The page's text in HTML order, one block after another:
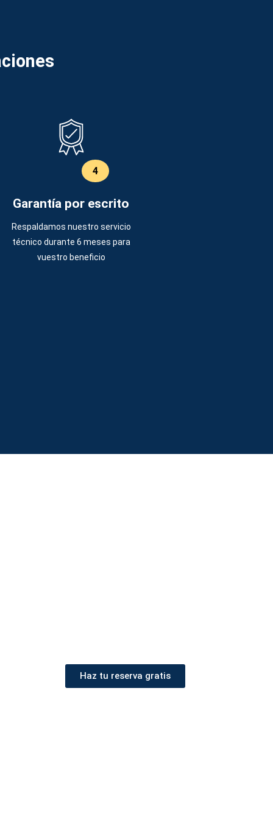
4
Garantía por escrito
Respaldamos nuestro servicio
técnico durante 6 meses para
vuestro beneficio
Haz tu reserva gratis